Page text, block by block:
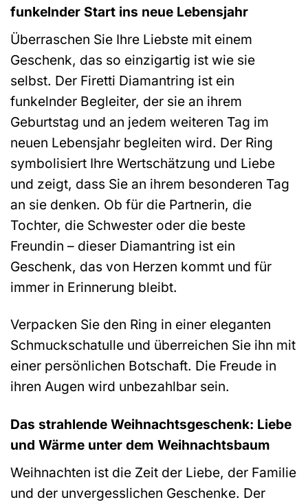
funkelnder Start ins neue Lebensjahr
Überraschen Sie Ihre Liebste mit einem
Geschenk, das so einzigartig ist wie sie
selbst. Der Firetti Diamantring ist ein
funkelnder Begleiter, der sie an ihrem
Geburtstag und an jedem weiteren Tag im
neuen Lebensjahr begleiten wird. Der Ring
symbolisiert Ihre Wertschätzung und Liebe
und zeigt, dass Sie an ihrem besonderen Tag
an sie denken. Ob für die Partnerin, die
Tochter, die Schwester oder die beste
Freundin – dieser Diamantring ist ein
Geschenk, das von Herzen kommt und für
immer in Erinnerung bleibt.
Verpacken Sie den Ring in einer eleganten
Schmuckschatulle und überreichen Sie ihn mit
einer persönlichen Botschaft. Die Freude in
ihren Augen wird unbezahlbar sein.
Das strahlende Weihnachtsgeschenk: Liebe
und Wärme unter dem Weihnachtsbaum
Weihnachten ist die Zeit der Liebe, der Familie
und der unvergesslichen Geschenke. Der